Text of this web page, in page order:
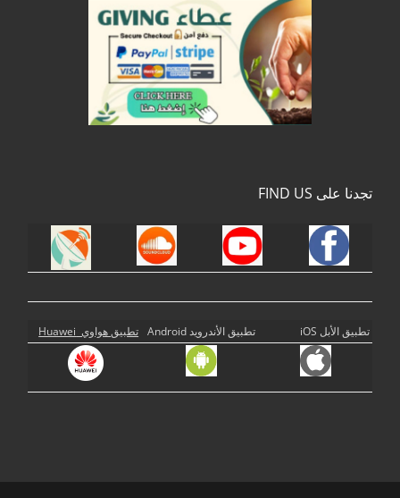
تجدنا على FIND US
تطبيق الأبل iOS تطبيق الأندرويد Android تطبيق هواوي Huawei